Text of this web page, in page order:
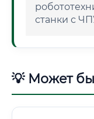
станки с
💡 Может